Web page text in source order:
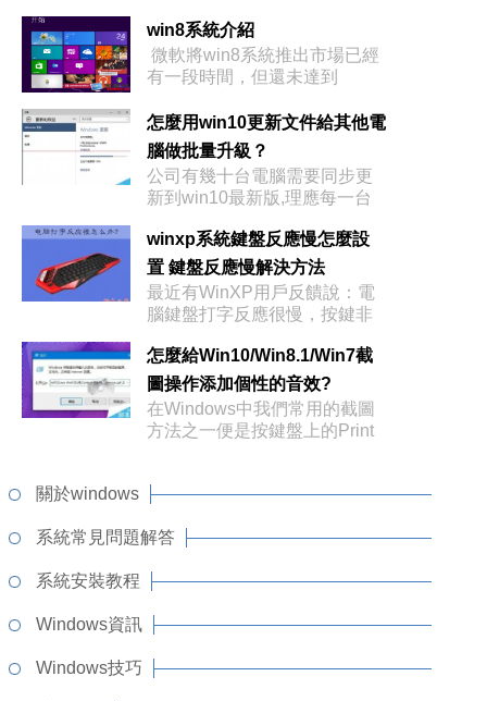
win8系統介紹
微軟將win8系統推出市場已經
有一段時間，但還未達到
怎麼用win10更新文件給其他電
腦做批量升級？
公司有幾十台電腦需要同步更
新到win10最新版,理應每一台
winxp系統鍵盤反應慢怎麼設
置 鍵盤反應慢解決方法
最近有WinXP用戶反饋說：電
腦鍵盤打字反應很慢，按鍵非
怎麼給Win10/Win8.1/Win7截
圖操作添加個性的音效?
在Windows中我們常用的截圖
方法之一便是按鍵盤上的Print
關於windows
系統常見問題解答
系統安裝教程
Windows資訊
Windows技巧